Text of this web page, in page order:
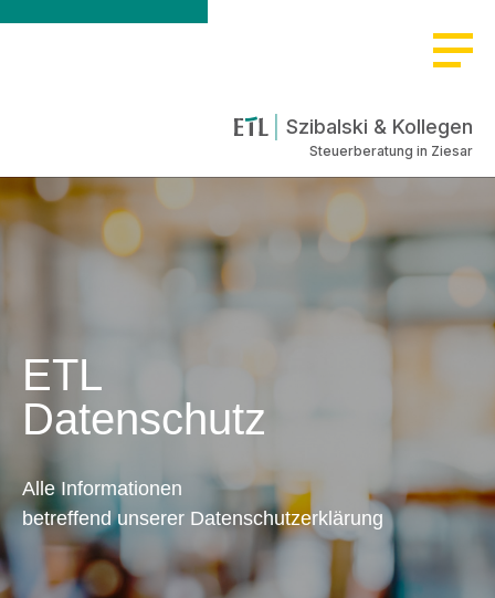
Szibalski & Kollegen
Steuerberatung in Ziesar
ETL
Datenschutz
Alle Informationen
betreffend unserer Datenschutzerklärung